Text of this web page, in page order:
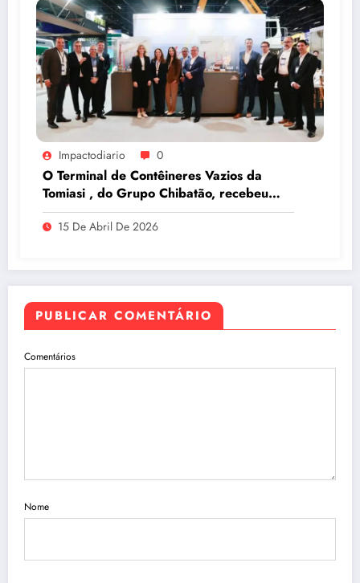
Impactodiario 0
O Terminal de Contêineres Vazios da
Tomiasi , do Grupo Chibatão, recebeu
prêmio da Log-In na Intermodal South
America 2026, em São Paulo
15 De Abril De 2026
PUBLICAR COMENTÁRIO
Comentários
Nome